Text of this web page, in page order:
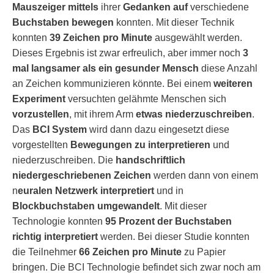
Mauszeiger mittels ihrer Gedanken aufverschiedene
Buchstaben bewegen konnten. Mit dieser Technik
konnten 39 Zeichen pro Minute ausgewählt werden.
Dieses Ergebnis ist zwar erfreulich, aber immer noch 3
mal langsamer als ein gesunder Mensch diese Anzahl
an Zeichen kommunizieren könnte. Bei einem weiteren
Experiment versuchten gelähmte Menschen sich
vorzustellen, mit ihrem Arm etwas niederzuschreiben.
Das BCI System wird dann dazu eingesetzt diese
vorgestellten Bewegungen zu interpretieren und
niederzuschreiben. Die handschriftlich
niedergeschriebenen Zeichen werden dann von einem
neuralen Netzwerk interpretiert und in
Blockbuchstaben umgewandelt. Mit dieser
Technologie konnten 95 Prozent der Buchstaben
richtig interpretiert werden. Bei dieser Studie konnten
die Teilnehmer 66 Zeichen pro Minute zu Papier
bringen. Die BCI Technologie befindet sich zwar noch am